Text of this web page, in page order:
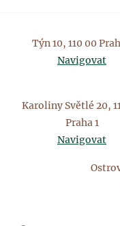
Týn 10, 110 00
Navigovat
Karoliny Světlé 20,
Praha 1
Navigovat